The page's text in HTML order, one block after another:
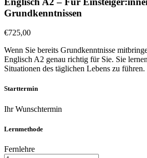
Grundkenntnissen
€725,00
Wenn Sie bereits Grundkenntnisse
Englisch A2 genau richtig für Sie. Sie
Situationen des täglichen Lebens zu führen.
Starttermin
Ihr Wunschtermin
Lernmethode
Fernlehre